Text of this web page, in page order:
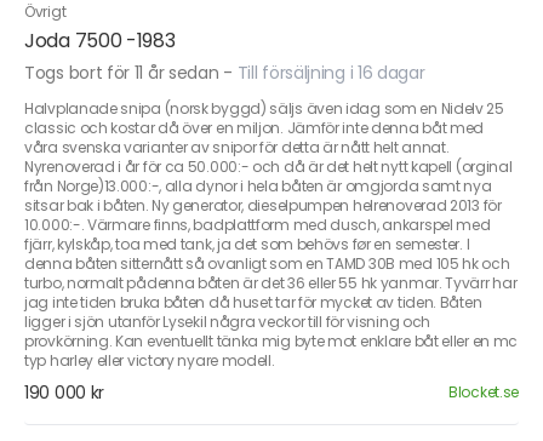
Övrigt
Joda 7500 -1983
Togs bort för 11 år sedan - Till försäljning i 16 dagar
Halvplanade snipa (norsk byggd) säljs även idag som en Nidelv 25
classic och kostar då över en miljon. Jämför inte denna båt med
våra svenska varianter av snipor för detta är nått helt annat.
Nyrenoverad i år för ca 50.000:- och då är det helt nytt kapell (orginal
från Norge)13.000:-, alla dynor i hela båten är omgjorda samt nya
sitsar bak i båten. Ny generator, dieselpumpen helrenoverad 2013 för
10.000:-. Värmare finns, badplattform med dusch, ankarspel med
fjärr, kylskåp, toa med tank, ja det som behövs før en semester. I
denna båten sitternått så ovanligt som en TAMD 30B med 105 hk och
turbo, normalt pådenna båten är det 36 eller 55 hk yanmar. Tyvärr har
jag inte tiden bruka båten då huset tar för mycket av tiden. Båten
ligger i sjön utanför Lysekil några veckor till för visning och
provkörning. Kan eventuellt tänka mig byte mot enklare båt eller en mc
typ harley eller victory nyare modell.
190 000 kr Blocket.se